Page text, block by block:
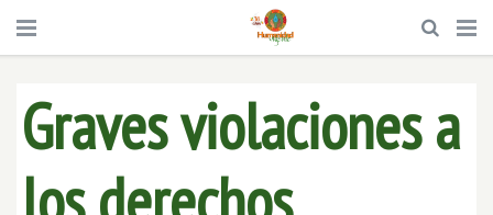
Graves violaciones a